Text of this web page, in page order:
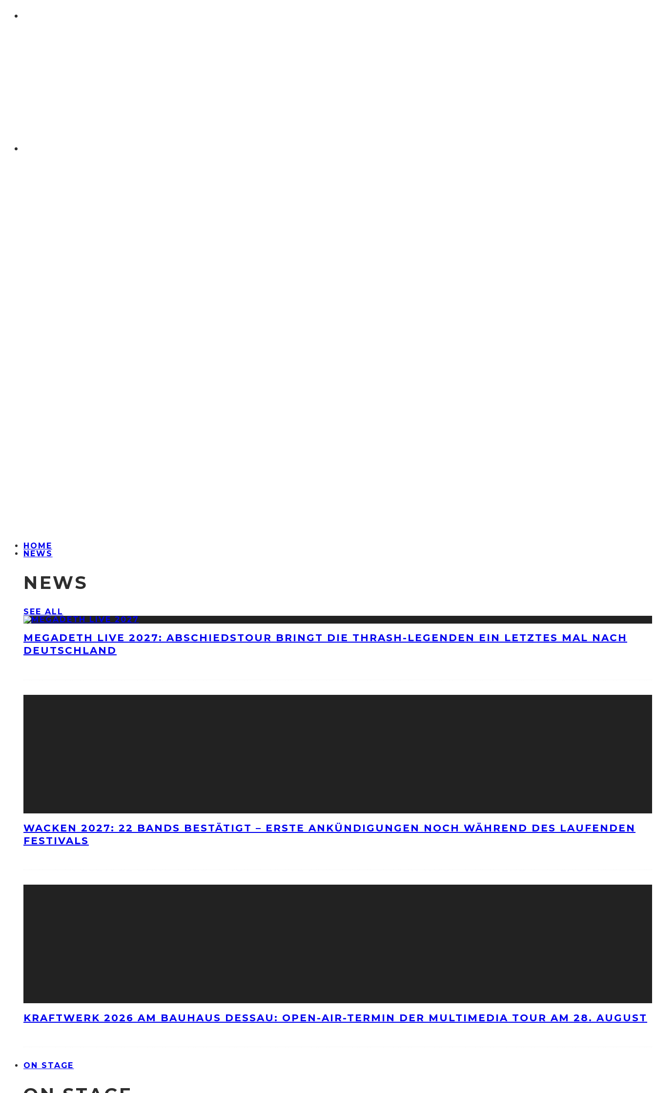
HOME
NEWS
NEWS
SEE ALL
MEGADETH LIVE 2027: ABSCHIEDSTOUR BRINGT DIE THRASH-LEGENDEN EIN LETZTES MAL NACH
DEUTSCHLAND
WACKEN 2027: 22 BANDS BESTÄTIGT – ERSTE ANKÜNDIGUNGEN NOCH WÄHREND DES LAUFENDEN
FESTIVALS
KRAFTWERK 2026 AM BAUHAUS DESSAU: OPEN-AIR-TERMIN DER MULTIMEDIA TOUR AM 28. AUGUST
ON STAGE